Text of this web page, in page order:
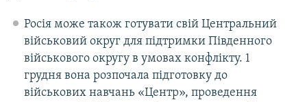
Росія може також готувати свій Центральний
військовий округ для підтримки Південного
військового округу в умовах конфлікту. 1
грудня вона розпочала підготовку до
військових навчань «Центр», проведення